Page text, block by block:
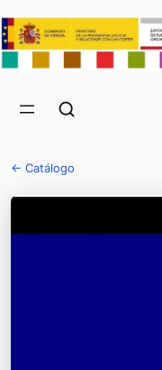
← Catálogo